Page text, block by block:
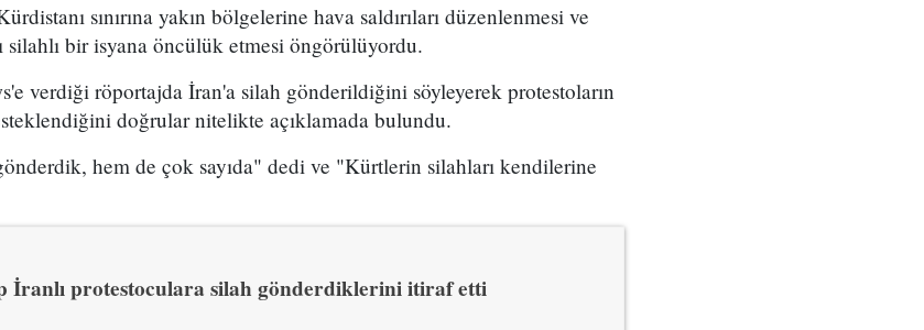
sınırına yakın bölgelerine hava saldırıları düzenlenmesi ve
silahlı bir isyana öncülük etmesi öngörülüyordu.
verdiği röportajda İran'a silah gönderildiğini söyleyerek protestoların
doğrular nitelikte açıklamada bulundu.
hem de çok sayıda" dedi ve "Kürtlerin silahları kendilerine
İranlı protestoculara silah gönderdiklerini itiraf etti